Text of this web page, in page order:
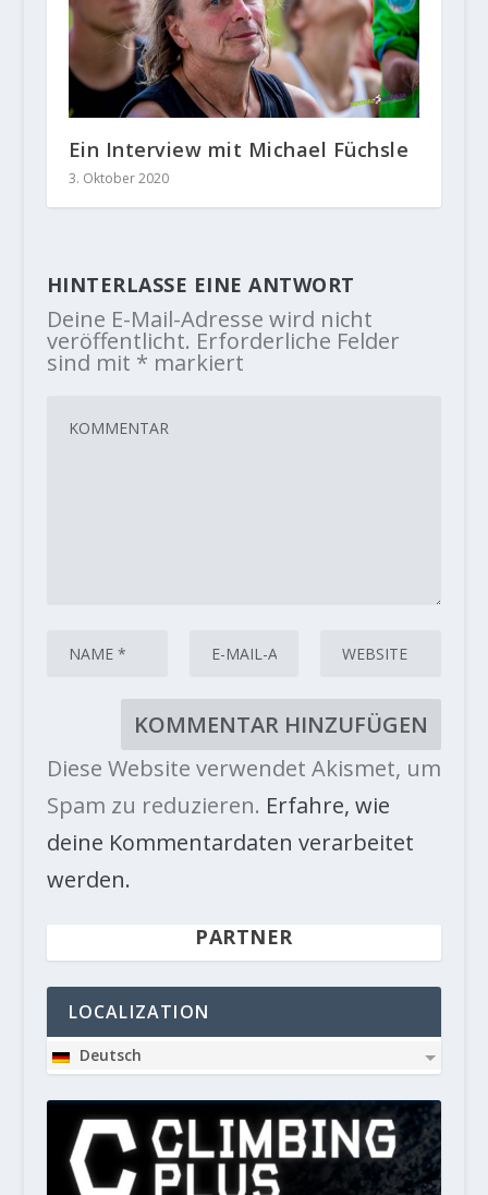
Ein Interview mit Michael Füchsle
3. Oktober 2020
HINTERLASSE EINE ANTWORT
Deine E-Mail-Adresse wird nicht
veröffentlicht. Erforderliche Felder
sind mit * markiert
Diese Website verwendet Akismet, um
Spam zu reduzieren. Erfahre, wie
deine Kommentardaten verarbeitet
werden.
PARTNER
LOCALIZATION
Deutsch